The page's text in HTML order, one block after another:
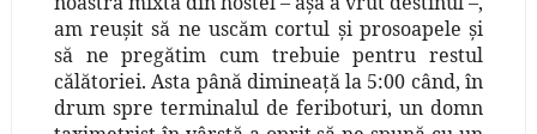
am reuşit să ne uscăm cortul şi prosoapele şi
să ne pregătim cum trebuie pentru restul
călătoriei. Asta până dimineaţă la 5:00 când, în
drum spre terminalul de feriboturi, un domn